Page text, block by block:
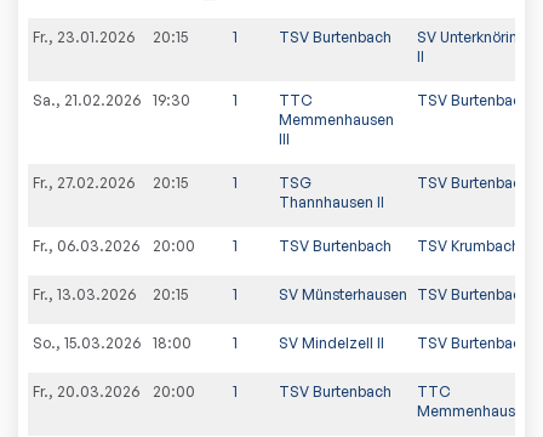
Fr., 23.01.2026 20:15 1 TSV Burtenbach
SV Unterknöringen
II
Sa., 21.02.2026 19:30 1
TTC
Memmenhausen
III
TSV Burtenbach
Fr., 27.02.2026 20:15 1
TSG
Thannhausen II
TSV Burtenbach
Fr., 06.03.2026 20:00 1 TSV Burtenbach TSV Krumbach
Fr., 13.03.2026 20:15 1 SV Münsterhausen TSV Burtenbach
So., 15.03.2026 18:00 1 SV Mindelzell II TSV Burtenbach
Fr., 20.03.2026 20:00 1 TSV Burtenbach
TTC
Memmenhausen II